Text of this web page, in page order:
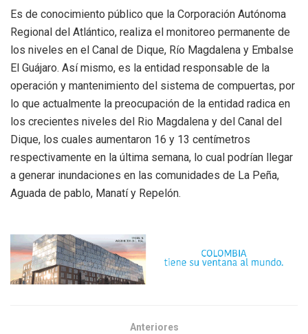
Es de conocimiento público que la Corporación Autónoma
Regional del Atlántico, realiza el monitoreo permanente de
los niveles en el Canal de Dique, Río Magdalena y Embalse
El Guájaro. Así mismo, es la entidad responsable de la
operación y mantenimiento del sistema de compuertas, por
lo que actualmente la preocupación de la entidad radica en
los crecientes niveles del Rio Magdalena y del Canal del
Dique, los cuales aumentaron 16 y 13 centímetros
respectivamente en la última semana, lo cual podrían llegar
a generar inundaciones en las comunidades de La Peña,
Aguada de pablo, Manatí y Repelón.
Anteriores